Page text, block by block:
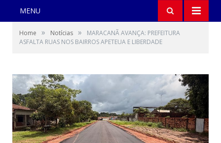
MENU
Home » Notícias »
MARACANÃ AVANÇA: PREFEITURA
ASFALTA RUAS NOS BAIRROS APETEUA E LIBERDADE